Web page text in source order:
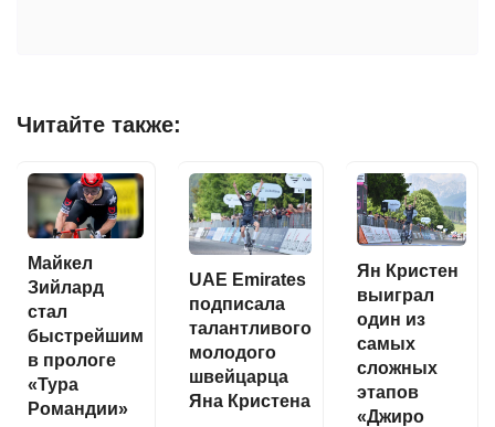
Читайте также:
Майкел
Зийлард
стал
быстрейшим
в прологе
«Тура
Романдии»
UAE Emirates
подписала
талантливого
молодого
швейцарца
Яна Кристена
Ян Кристен
выиграл
один из
самых
сложных
этапов
«Джиро